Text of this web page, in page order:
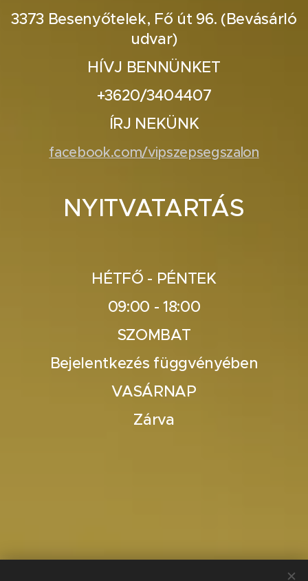
3373 Besenyőtelek, Fő út 96. (Bevásárló
udvar)
HÍVJ BENNÜNKET
+3620/3404407
ÍRJ NEKÜNK
facebook.com/vipszepsegszalon
NYITVATARTÁS
HÉTFŐ - PÉNTEK
09:00 - 18:00
SZOMBAT
Bejelentkezés függvényében
VASÁRNAP
Zárva